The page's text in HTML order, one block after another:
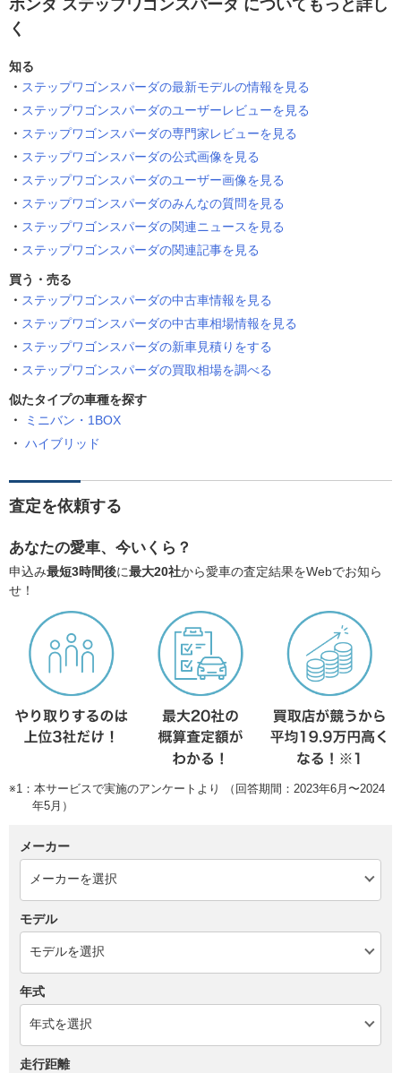
ホンダ ステップワゴンスパーダ についてもっと詳し
く
知る
ステップワゴンスパーダの最新モデルの情報を見る
ステップワゴンスパーダのユーザーレビューを見る
ステップワゴンスパーダの専門家レビューを見る
ステップワゴンスパーダの公式画像を見る
ステップワゴンスパーダのユーザー画像を見る
ステップワゴンスパーダのみんなの質問を見る
ステップワゴンスパーダの関連ニュースを見る
ステップワゴンスパーダの関連記事を見る
買う・売る
ステップワゴンスパーダの中古車情報を見る
ステップワゴンスパーダの中古車相場情報を見る
ステップワゴンスパーダの新車見積りをする
ステップワゴンスパーダの買取相場を調べる
似たタイプの車種を探す
ミニバン・1BOX
ハイブリッド
査定を依頼する
あなたの愛車、今いくら？
申込み最短3時間後に最大20社から愛車の査定結果をWebでお知ら
せ！
※1：本サービスで実施のアンケートより （回答期間：2023年6月〜2024
年5月）
メーカー
モデル
年式
走行距離